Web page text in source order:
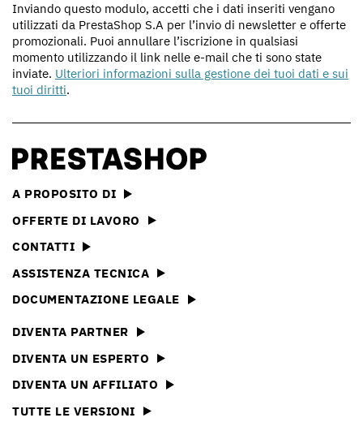
Inviando questo modulo, accetti che i dati inseriti vengano
utilizzati da PrestaShop S.A per l’invio di newsletter e offerte
promozionali. Puoi annullare l’iscrizione in qualsiasi
momento utilizzando il link nelle e-mail che ti sono state
inviate. Ulteriori informazioni sulla gestione dei tuoi dati e sui
tuoi diritti.
A PROPOSITO DI
OFFERTE DI LAVORO
CONTATTI
ASSISTENZA TECNICA
DOCUMENTAZIONE LEGALE
DIVENTA PARTNER
DIVENTA UN ESPERTO
DIVENTA UN AFFILIATO
TUTTE LE VERSIONI